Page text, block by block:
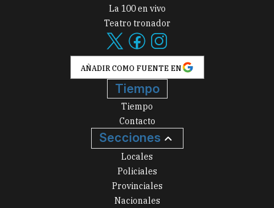
La 100 en vivo
Teatro tronador
AÑADIR COMO FUENTE EN
Tiempo
Tiempo
Contacto
Secciones
Locales
Policiales
Provinciales
Nacionales